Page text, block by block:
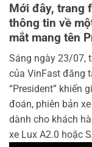
Mới đây, trang
thông tin về
mắt mang tên
Sáng ngày 23/07,
của VinFast đăng
“President” khiến
đoán, phiên bản
dành cho khách
xe Lux A2.0 hoặc